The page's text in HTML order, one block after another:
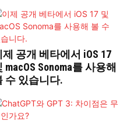
제 공개 베타에서 iOS 17
macOS Sonoma를 사용해
수 있습니다.